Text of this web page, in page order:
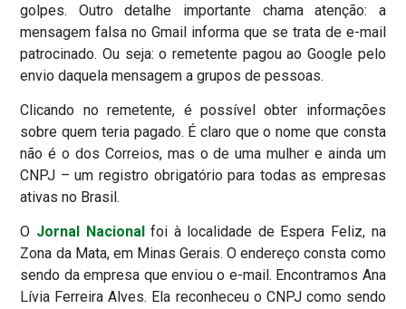
golpes. Outro detalhe importante chama atenção: a
mensagem falsa no Gmail informa que se trata de e-mail
patrocinado. Ou seja: o remetente pagou ao Google pelo
envio daquela mensagem a grupos de pessoas.
Clicando no remetente, é possível obter informações
sobre quem teria pagado. É claro que o nome que consta
não é o dos Correios, mas o de uma mulher e ainda um
CNPJ – um registro obrigatório para todas as empresas
ativas no Brasil.
O Jornal Nacional foi à localidade de Espera Feliz, na
Zona da Mata, em Minas Gerais. O endereço consta como
sendo da empresa que enviou o e-mail. Encontramos Ana
Lívia Ferreira Alves. Ela reconheceu o CNPJ como sendo